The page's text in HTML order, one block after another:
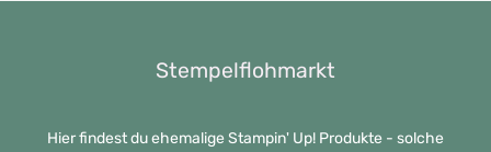
Stempelflohmarkt
Hier findest du ehemalige Stampin' Up! Produkte - solche